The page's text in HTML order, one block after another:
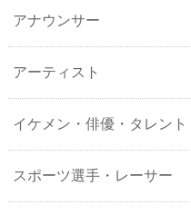
アナウンサー
アーティスト
イケメン・俳優・タレント
スポーツ選手・レーサー